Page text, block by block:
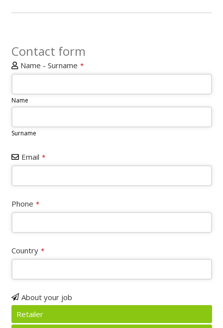
Contact form
Name - Surname *
Name
Surname
Email *
Phone *
Country *
About your job
Retailer